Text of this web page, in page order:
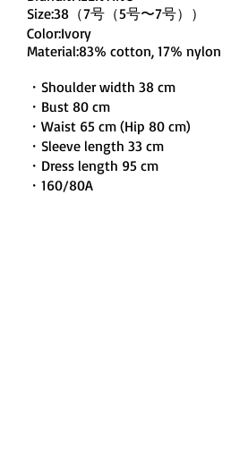
Size:38（7号（5号〜7号））
Color:Ivory
Material:83% cotton, 17% nylon
・Shoulder width 38 cm
・Bust 80 cm
・Waist 65 cm (Hip 80 cm)
・Sleeve length 33 cm
・Dress length 95 cm
・160/80A